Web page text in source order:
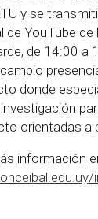
y se
de YouTube de
de 14:00 a
donde
orientadas a
información